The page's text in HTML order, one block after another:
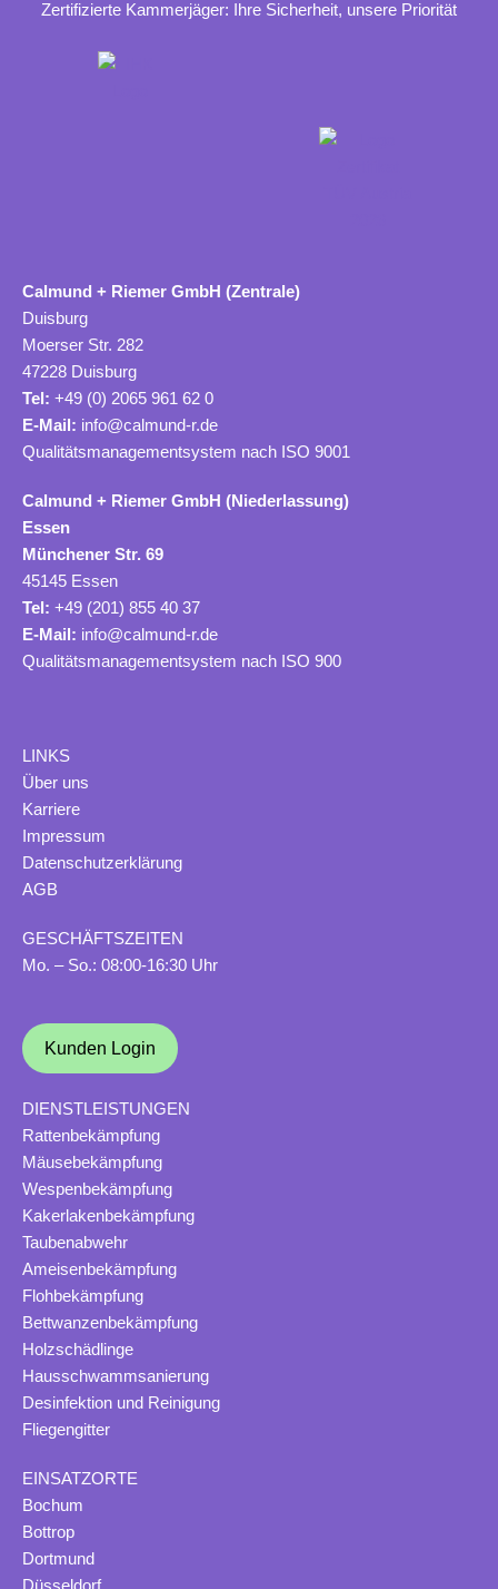
Zertifizierte Kammerjäger: Ihre Sicherheit, unsere Priorität
Calmund + Riemer GmbH (Zentrale)
Duisburg
Moerser Str. 282
47228 Duisburg
Tel: +49 (0) 2065 961 62 0
E-Mail: info@calmund-r.de
Qualitätsmanagementsystem nach ISO 9001
Calmund + Riemer GmbH (Niederlassung)
Essen
Münchener Str. 69
45145 Essen
Tel: +49 (201) 855 40 37
E-Mail: info@calmund-r.de
Qualitätsmanagementsystem nach ISO 900
LINKS
Über uns
Karriere
Impressum
Datenschutzerklärung
AGB
GESCHÄFTSZEITEN
Mo. – So.: 08:00-16:30 Uhr
Kunden Login
DIENSTLEISTUNGEN
Rattenbekämpfung
Mäusebekämpfung
Wespenbekämpfung
Kakerlakenbekämpfung
Taubenabwehr
Ameisenbekämpfung
Flohbekämpfung
Bettwanzenbekämpfung
Holzschädlinge
Hausschwammsanierung
Desinfektion und Reinigung
Fliegengitter
EINSATZORTE
Bochum
Bottrop
Dortmund